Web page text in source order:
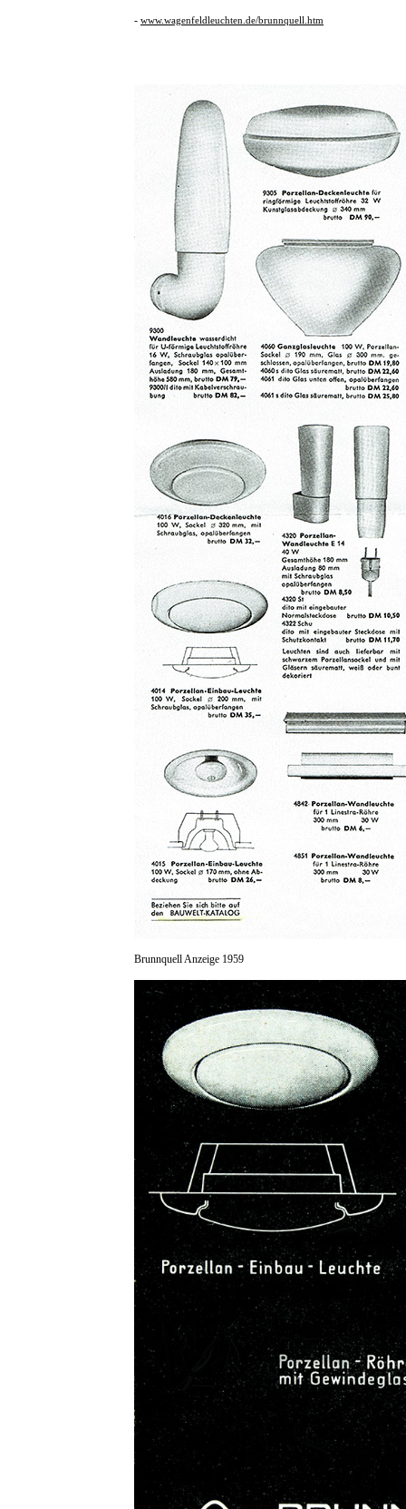
- www.wagenfeldleuchten.de/brunnquell.htm
Brunnquell Anzeige 1959